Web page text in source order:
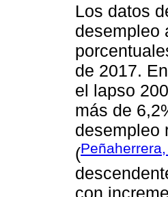
Los datos
desempleo
de 2017.
el lapso
más de
desempleo
(
con